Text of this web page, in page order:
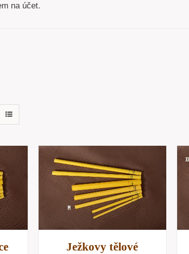
na účet.
Ježkovy tělové
PŘIDAT DO KOŠÍKU
RYCHLÝ NÁHLED